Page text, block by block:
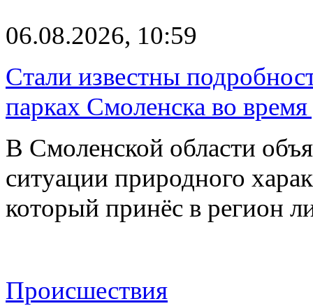
06.08.2026, 10:59
Стали известны
парках Смоленска во
В Смоленской области
ситуации природного
который принёс в регион
Происшествия